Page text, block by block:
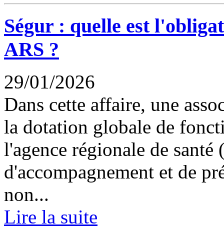
Ségur : quelle est
ARS ?
29/01/2026
Dans cette affaire, une
la dotation globale de
l'agence régionale de
d'accompagnement et de
non...
Lire la suite